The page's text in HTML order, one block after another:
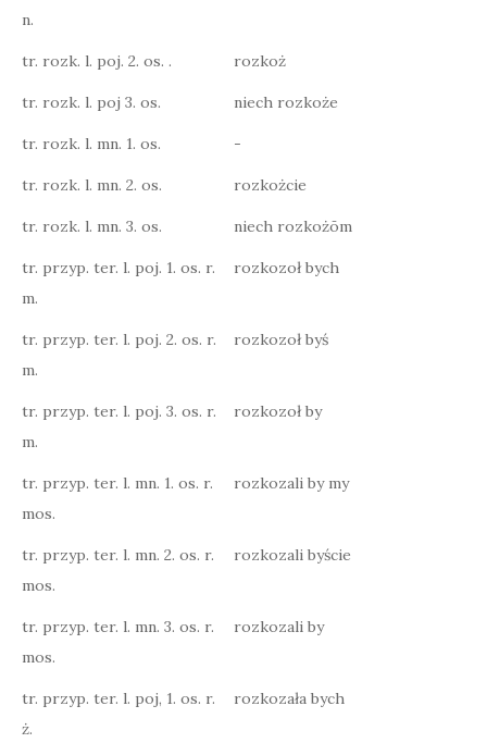
n.
tr. rozk. l. poj. 2. os. . rozkoż
tr. rozk. l. poj 3. os. niech rozkoże
tr. rozk. l. mn. 1. os. -
tr. rozk. l. mn. 2. os. rozkożcie
tr. rozk. l. mn. 3. os. niech rozkożōm
tr. przyp. ter. l. poj. 1. os. r.
m.
rozkozoł bych
tr. przyp. ter. l. poj. 2. os. r.
m.
rozkozoł byś
tr. przyp. ter. l. poj. 3. os. r.
m.
rozkozoł by
tr. przyp. ter. l. mn. 1. os. r.
mos.
rozkozali by my
tr. przyp. ter. l. mn. 2. os. r.
mos.
rozkozali byście
tr. przyp. ter. l. mn. 3. os. r.
mos.
rozkozali by
tr. przyp. ter. l. poj, 1. os. r.
ż.
rozkozała bych